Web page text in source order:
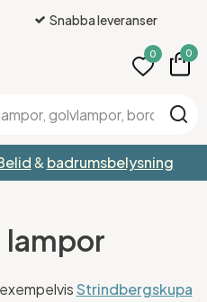
Snabba leveranser
0 0
& badrumsbelysning
lampor
Strindbergskupa